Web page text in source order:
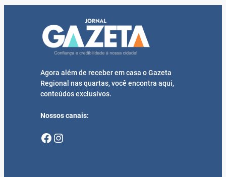
Agora além de receber em casa o Gazeta
Regional nas quartas, você encontra aqui,
conteúdos exclusivos.
Nossos canais:
Facebook Instagram